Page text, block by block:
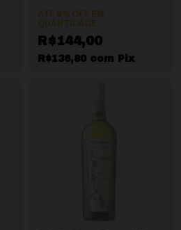
ATÉ 8% OFF EM
QUANTIDADE
R$144,00
R$136,80 com Pix